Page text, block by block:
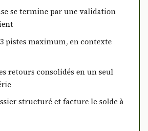
se termine par une validation
pistes maximum, en contexte
retours consolidés en un seul
structuré et facture le solde à